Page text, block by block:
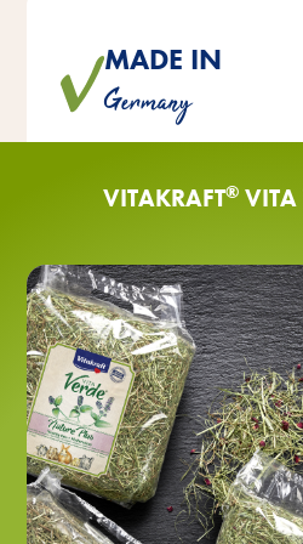
MADE IN
Germany
Heu werden mit viel Liebe
in Deutschland
VITAKRAFT®VITA
Folgende Produkte
Nature Plus Heu mit
Nature Plus Heu mit
Nature Plus Heu mit